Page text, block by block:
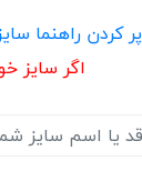
پر کردن راهنما
اگر سایز